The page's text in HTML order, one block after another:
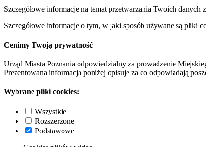
Szczegółowe informacje na temat przetwarzania Twoich danych
Szczegółowe informacje o tym, w jaki sposób używane są pliki
Cenimy Twoją prywatność
Urząd Miasta Poznania odpowiedzialny za prowadzenie
Prezentowana informacja poniżej opisuje za co odpowiadają
Wybrane pliki cookies:
Wszystkie
Rozszerzone
Podstawowe